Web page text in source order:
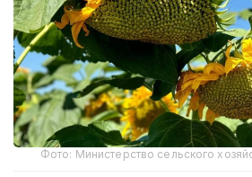
Фото: Министерство сельского